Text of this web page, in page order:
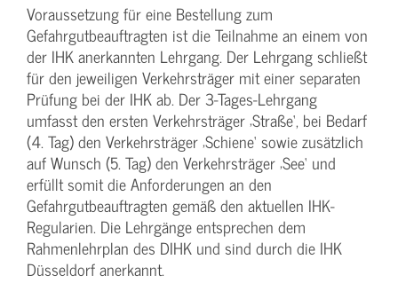
Voraussetzung für eine Bestellung zum
Gefahrgutbeauftragten ist die Teilnahme an einem von
der IHK anerkannten Lehrgang. Der Lehrgang schließt
für den jeweiligen Verkehrsträger mit einer separaten
Prüfung bei der IHK ab. Der 3-Tages-Lehrgang
umfasst den ersten Verkehrsträger ‚Straße‘, bei Bedarf
(4. Tag) den Verkehrsträger ‚Schiene‘ sowie zusätzlich
auf Wunsch (5. Tag) den Verkehrsträger ‚See‘ und
erfüllt somit die Anforderungen an den
Gefahrgutbeauftragten gemäß den aktuellen IHK-
Regularien. Die Lehrgänge entsprechen dem
Rahmenlehrplan des DIHK und sind durch die IHK
Düsseldorf anerkannt.